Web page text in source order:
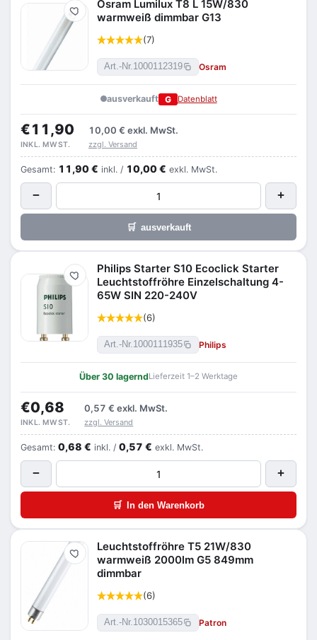
Merken
Osram Lumilux T8 L 15W/830
warmweiß dimmbar G13
(7)
Art.-Nr.1000112319 Osram
ausverkauft G Datenblatt
€11,90 10,00 € exkl. MwSt.
INKL. MWST. zzgl. Versand
Gesamt: 11,90 € inkl. / 10,00 € exkl. MwSt.
− +
🛒 ausverkauft
Merken
Philips Starter S10 Ecoclick Starter
Leuchtstoffröhre Einzelschaltung 4-
65W SIN 220-240V
(6)
Art.-Nr.1000111935 Philips
Über 30 lagerndLieferzeit 1–2 Werktage
€0,68 0,57 € exkl. MwSt.
INKL. MWST. zzgl. Versand
Gesamt: 0,68 € inkl. / 0,57 € exkl. MwSt.
− +
🛒 In den Warenkorb
Merken
Leuchtstoffröhre T5 21W/830
warmweiß 2000lm G5 849mm
dimmbar
(6)
Art.-Nr.1030015365 Patron